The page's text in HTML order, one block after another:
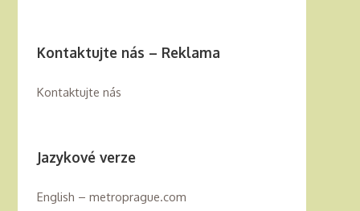
Kontaktujte nás – Reklama
Kontaktujte nás
Jazykové verze
English – metroprague.com